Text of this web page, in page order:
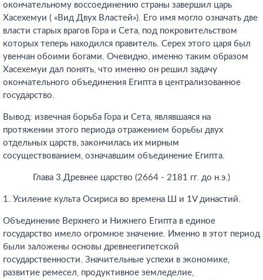
окончательному воссоединению страны завершил царь
Хасехемуи ( «Вид Двух Властей»). Его имя могло означать две
власти старых врагов Гора и Сета, под покровительством
которых теперь находился правитель. Серех этого царя был
увенчан обоими богами. Очевидно, именно таким образом
Хасехемуи дал понять, что именно он решил задачу
окончательного объединения Египта в централизованное
государство.
Вывод: извечная борьба Гора и Сета, являвшаяся на
протяжении этого периода отражением борьбы двух
отдельных царств, закончилась их мирным
сосуществованием, означавшим объединение Египта.
Глава 3.Древнее царство (2664 - 2181 гг. до н.э.)
1. Усиление культа Осириса во времена Ш и 1V династий.
Объединение Верхнего и Нижнего Египта в единое
государство имело огромное значение. Именно в этот период
были заложены основы древнеегипетской
государственности. Значительные успехи в экономике,
развитие ремесел, продуктивное земледелие,